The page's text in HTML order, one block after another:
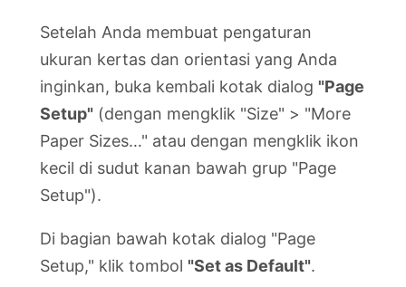
Setelah Anda membuat pengaturan
ukuran kertas dan orientasi yang Anda
inginkan, buka kembali kotak dialog "Page
Setup" (dengan mengklik "Size" > "More
Paper Sizes…" atau dengan mengklik ikon
kecil di sudut kanan bawah grup "Page
Setup").
Di bagian bawah kotak dialog "Page
Setup," klik tombol "Set as Default".